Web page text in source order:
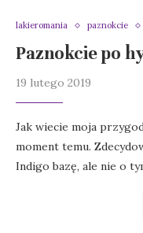
lakieromania paznokcie
Paznokcie po
19 lutego 2019
Jak wiecie moja
moment temu.
Indigo bazę, ale nie o